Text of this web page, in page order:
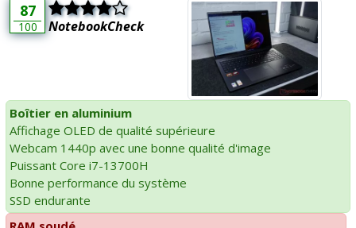
87
100 NotebookCheck
Boîtier en aluminium
Affichage OLED de qualité supérieure
Webcam 1440p avec une bonne qualité d'image
Puissant Core i7-13700H
Bonne performance du système
SSD endurante